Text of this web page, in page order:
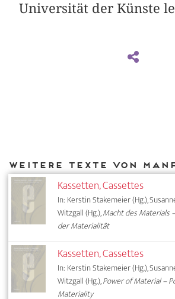
Universität der Künste
Kassetten, Cassettes
In: Kerstin Stakemeier (Hg.),
Witzgall (Hg.),Macht des Materials
der Materialität
Kassetten, Cassettes
In: Kerstin Stakemeier (Hg.),
Witzgall (Hg.),Power of Material –
Materiality